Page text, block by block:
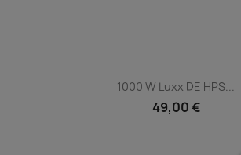
1000 W Luxx DE HPS...
49,00 €